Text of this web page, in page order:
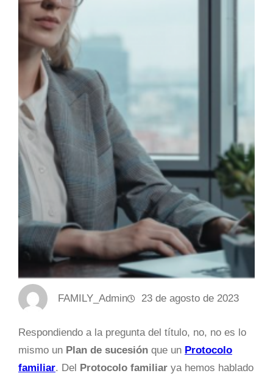
FAMILY_Admin 23 de agosto de 2023
Respondiendo a la pregunta del título, no, no es lo
mismo un Plan de sucesión que un Protocolo
familiar. Del Protocolo familiar ya hemos hablado